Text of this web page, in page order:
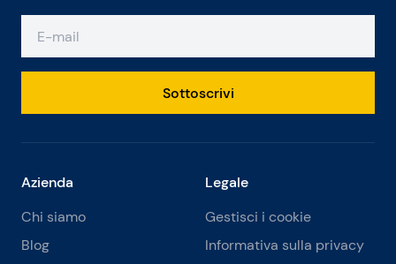
Sottoscrivi
Azienda
Chi siamo
Blog
Legale
Gestisci i cookie
Informativa sulla privacy